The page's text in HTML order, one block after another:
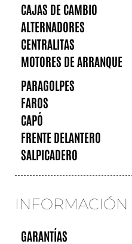
CAJAS DE CAMBIO
ALTERNADORES
CENTRALITAS
MOTORES DE ARRANQUE
PARAGOLPES
FAROS
CAPÓ
FRENTE DELANTERO
SALPICADERO
INFORMACIÓN
GARANTÍAS